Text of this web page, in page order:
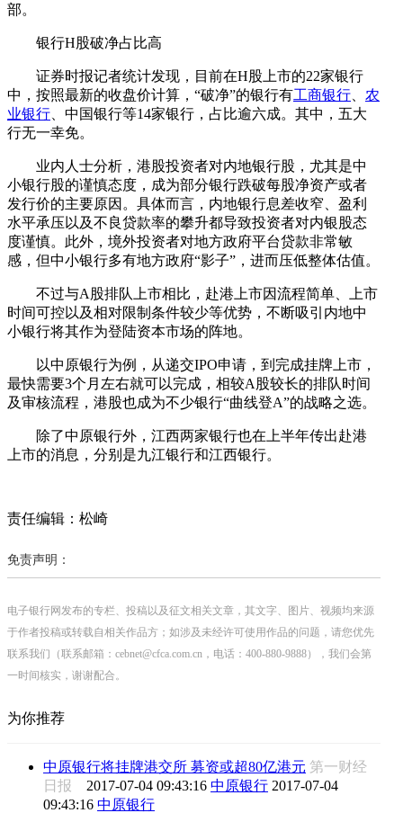
部。
银行H股破净占比高
证券时报记者统计发现，目前在H股上市的22家银行
中，按照最新的收盘价计算，“破净”的银行有工商银行
农
业银行 、中国银行等14家银行，占比逾六成。其中，五大
行无一幸免。
业内人士分析，港股投资者对内地银行股，尤其是中
小银行股的谨慎态度，成为部分银行跌破每股净资产或者
发行价的主要原因。具体而言，内地银行息差收窄、盈利
水平承压以及不良贷款率的攀升都导致投资者对内银股态
度谨慎。此外，境外投资者对地方政府平台贷款非常敏
感，但中小银行多有地方政府“影子”，进而压低整体估值。
不过与A股排队上市相比，赴港上市因流程简单、上市
时间可控以及相对限制条件较少等优势，不断吸引内地中
小银行将其作为登陆资本市场的阵地。
以中原银行为例，从递交IPO申请，到完成挂牌上市，
最快需要3个月左右就可以完成，相较A股较长的排队时间
及审核流程，港股也成为不少银行“曲线登A”的战略之选。
除了中原银行外，江西两家银行也在上半年传出赴港
上市的消息，分别是九江银行和江西银行。
责任编辑：松崎
免责声明：
电子银行网发布的专栏、投稿以及征文相关文章，其文字、图片、视频均来源
于作者投稿或转载自相关作品方；如涉及未经许可使用作品的问题，请您优先
联系我们（联系邮箱：cebnet@cfca.com.cn，电话：400-880-9888），我们会第
一时间核实，谢谢配合。
为你推荐
中原银行将挂牌港交所 募资或超80亿港元 第一财经
日报 2017-07-04 09:43:16 中原银行 2017-07-04
09:43:16 中原银行